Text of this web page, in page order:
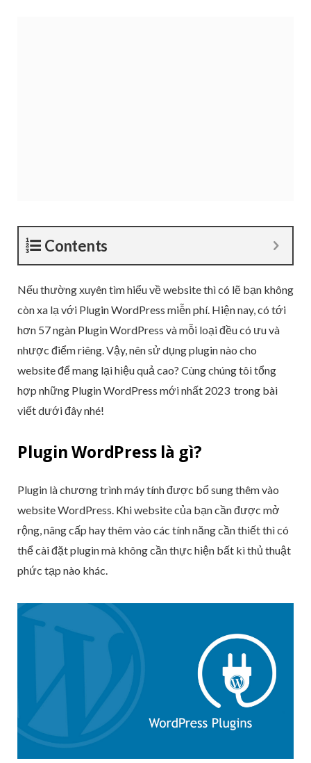
Contents
Nếu thường xuyên tìm hiểu về website thì có lẽ bạn không
còn xa lạ với Plugin WordPress miễn phí. Hiện nay, có tới
hơn 57 ngàn Plugin WordPress và mỗi loại đều có ưu và
nhược điểm riêng. Vậy, nên sử dụng plugin nào cho
website để mang lại hiệu quả cao? Cùng chúng tôi tổng
hợp những Plugin WordPress mới nhất 2023 trong bài
viết dưới đây nhé!
Plugin WordPress là gì?
Plugin là chương trình máy tính được bổ sung thêm vào
website WordPress. Khi website của bạn cần được mở
rộng, nâng cấp hay thêm vào các tính năng cần thiết thì có
thể cài đặt plugin mà không cần thực hiện bất kì thủ thuật
phức tạp nào khác.